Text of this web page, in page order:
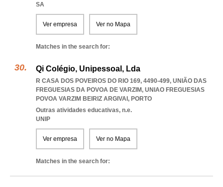
SA
Ver empresa Ver no Mapa
Matches in the search for:
Qi Colégio, Unipessoal, Lda
R CASA DOS POVEIROS DO RIO 169, 4490-499, UNIÃO DAS
FREGUESIAS DA POVOA DE VARZIM, UNIAO FREGUESIAS
POVOA VARZIM BEIRIZ ARGIVAI , PORTO
Outras atividades educativas, n.e.
UNIP
Ver empresa Ver no Mapa
Matches in the search for: